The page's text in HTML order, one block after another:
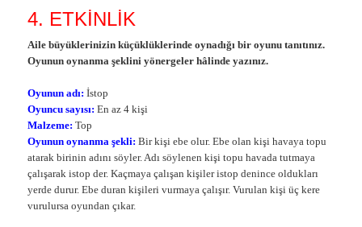
4. ETKİNLİK
Aile büyüklerinizin küçüklüklerinde oynadığı bir oyunu tanıtınız.
Oyunun oynanma şeklini yönergeler hâlinde yazınız.
Oyunun adı: İstop
Oyuncu sayısı: En az 4 kişi
Malzeme: Top
Oyunun oynanma şekli: Bir kişi ebe olur. Ebe olan kişi havaya topu
atarak birinin adını söyler. Adı söylenen kişi topu havada tutmaya
çalışarak istop der. Kaçmaya çalışan kişiler istop denince oldukları
yerde durur. Ebe duran kişileri vurmaya çalışır. Vurulan kişi üç kere
vurulursa oyundan çıkar.